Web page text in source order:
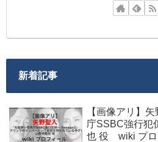
新着記事
【画像アリ】
庁SSBC強行犯
也 役 wiki プロ